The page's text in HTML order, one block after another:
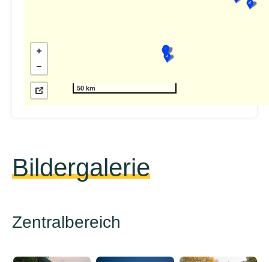
50 km
Bildergalerie
Zentralbereich